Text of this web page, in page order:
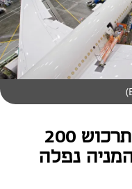
טראמפ הצהיר כי סין תרכוש 200
נפלה